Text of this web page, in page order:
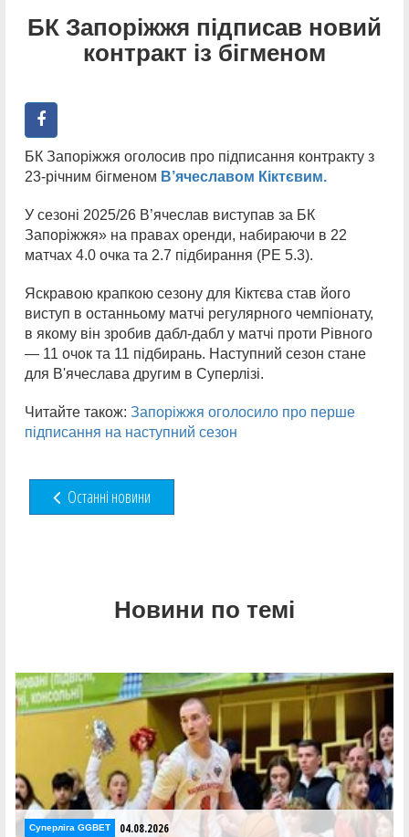
БК Запоріжжя підписав новий
контракт із бігменом
БК Запоріжжя оголосив про підписання контракту з
23-річним бігменом В’ячеславом Кіктєвим.
У сезоні 2025/26 В’ячеслав виступав за БК
Запоріжжя» на правах оренди, набираючи в 22
матчах 4.0 очка та 2.7 підбирання (РЕ 5.3).
Яскравою крапкою сезону для Кіктєва став його
виступ в останньому матчі регулярного чемпіонату,
в якому він зробив дабл-дабл у матчі проти Рівного
— 11 очок та 11 підбирань. Наступний сезон стане
для В'ячеслава другим в Суперлізі.
Читайте також: Запоріжжя оголосило про перше
підписання на наступний сезон
Останні новини
Новини по темі
Суперліга GGBET 04.08.2026